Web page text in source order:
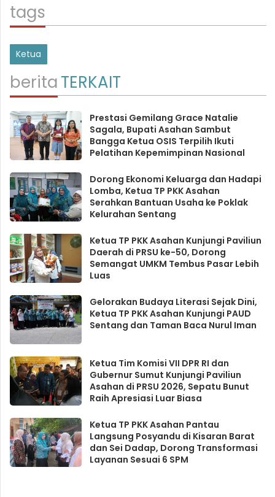
tags
Ketua
beritaTERKAIT
Prestasi Gemilang Grace Natalie
Sagala, Bupati Asahan Sambut
Bangga Ketua OSIS Terpilih Ikuti
Pelatihan Kepemimpinan Nasional
Dorong Ekonomi Keluarga dan Hadapi
Lomba, Ketua TP PKK Asahan
Serahkan Bantuan Usaha ke Poklak
Kelurahan Sentang
Ketua TP PKK Asahan Kunjungi Paviliun
Daerah di PRSU ke-50, Dorong
Semangat UMKM Tembus Pasar Lebih
Luas
Gelorakan Budaya Literasi Sejak Dini,
Ketua TP PKK Asahan Kunjungi PAUD
Sentang dan Taman Baca Nurul Iman
Ketua Tim Komisi VII DPR RI dan
Gubernur Sumut Kunjungi Paviliun
Asahan di PRSU 2026, Sepatu Bunut
Raih Apresiasi Luar Biasa
Ketua TP PKK Asahan Pantau
Langsung Posyandu di Kisaran Barat
dan Sei Dadap, Dorong Transformasi
Layanan Sesuai 6 SPM